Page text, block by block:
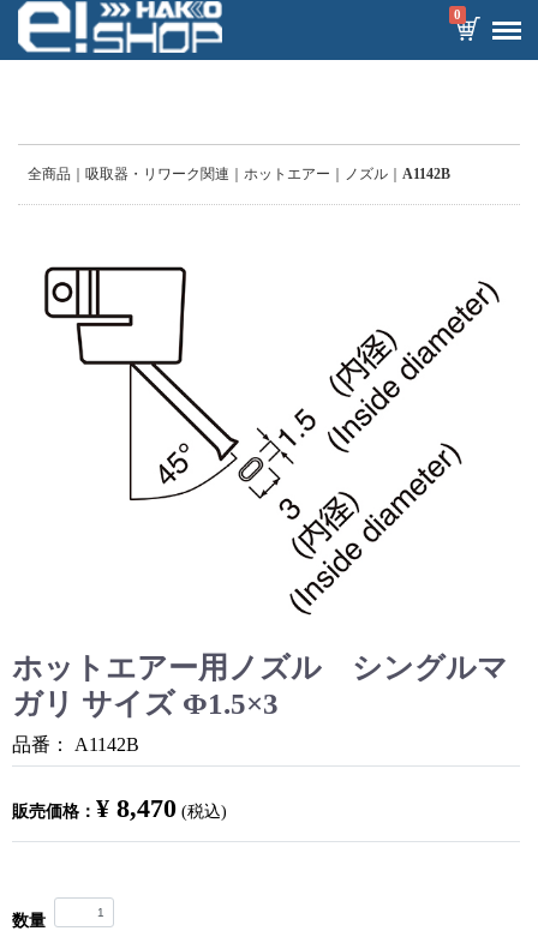
0
全商品 吸取器・リワーク関連 ホットエアー ノズル A1142B
ホットエアー用ノズル シングルマ
ガリ サイズ Φ1.5×3
品番： A1142B
販売価格： ¥ 8,470 (税込)
数量